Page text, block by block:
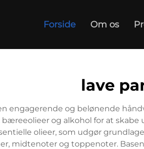
Forside Om os
lave
engagerende og belønende
bæreeolieer og alkohol for at
olieer, som udgør
midtenoter og toppenoter.